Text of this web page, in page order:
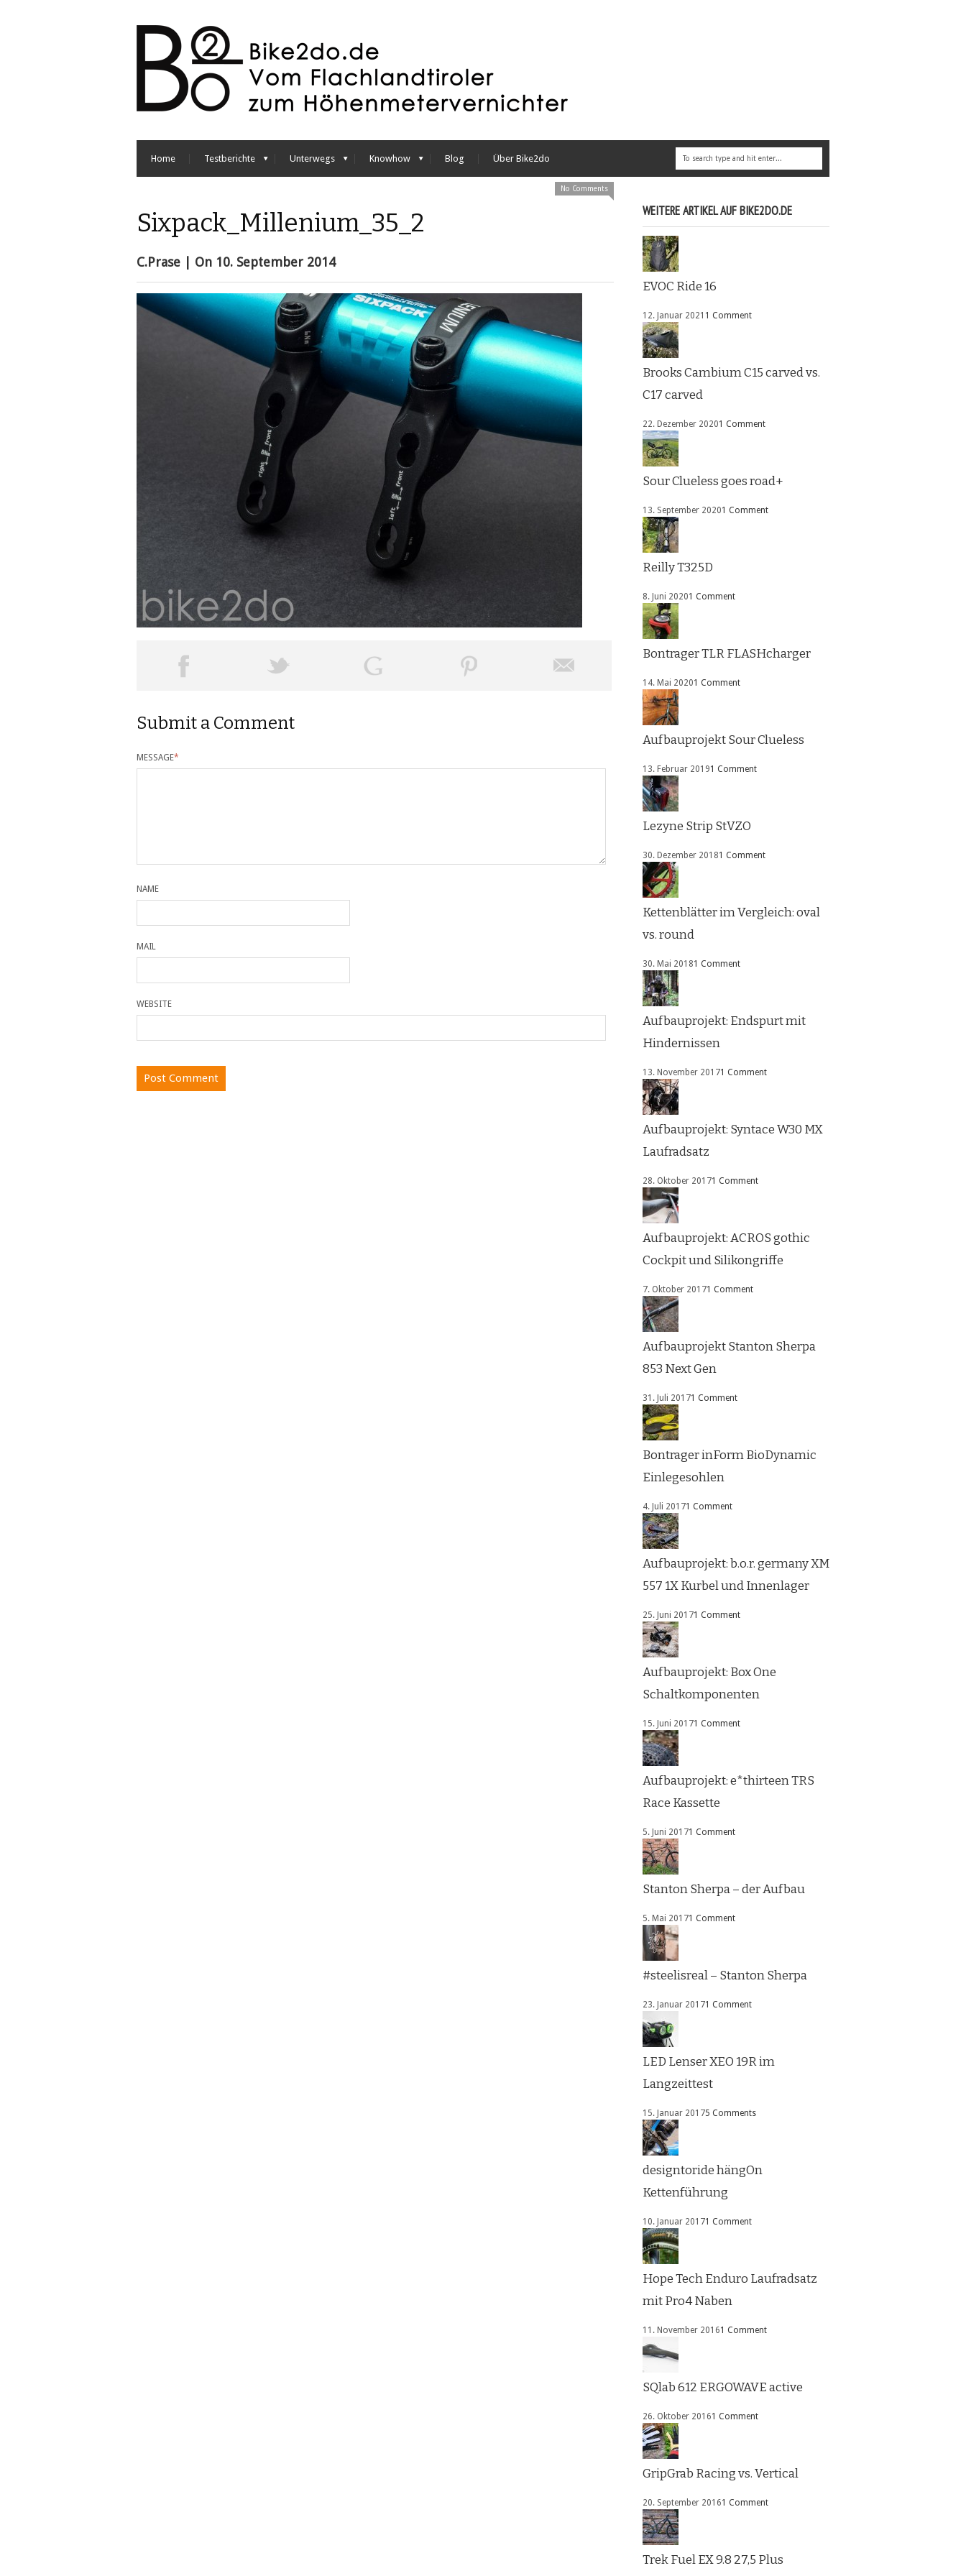
Home Testberichte Unterwegs Knowhow Blog Über Bike2do
No Comments
Sixpack_Millenium_35_2
C.Prase | On 10. September 2014
Submit a Comment
MESSAGE*
NAME
MAIL
WEBSITE
WEITERE ARTIKEL AUF BIKE2DO.DE
EVOC Ride 16
12. Januar 2021 1 Comment
Brooks Cambium C15 carved vs.
C17 carved
22. Dezember 20201 Comment
Sour Clueless goes road+
13. September 20201 Comment
Reilly T325D
8. Juni 20201 Comment
Bontrager TLR FLASHcharger
14. Mai 20201 Comment
Aufbauprojekt Sour Clueless
13. Februar 20191 Comment
Lezyne Strip StVZO
30. Dezember 20181 Comment
Kettenblätter im Vergleich: oval
vs. round
30. Mai 20181 Comment
Aufbauprojekt: Endspurt mit
Hindernissen
13. November 20171 Comment
Aufbauprojekt: Syntace W30 MX
Laufradsatz
28. Oktober 20171 Comment
Aufbauprojekt: ACROS gothic
Cockpit und Silikongriffe
7. Oktober 20171 Comment
Aufbauprojekt Stanton Sherpa
853 Next Gen
31. Juli 20171 Comment
Bontrager inForm BioDynamic
Einlegesohlen
4. Juli 20171 Comment
Aufbauprojekt: b.o.r. germany XM
557 1X Kurbel und Innenlager
25. Juni 20171 Comment
Aufbauprojekt: Box One
Schaltkomponenten
15. Juni 20171 Comment
Aufbauprojekt: e*thirteen TRS
Race Kassette
5. Juni 20171 Comment
Stanton Sherpa – der Aufbau
5. Mai 20171 Comment
#steelisreal – Stanton Sherpa
23. Januar 20171 Comment
LED Lenser XEO 19R im
Langzeittest
15. Januar 20175 Comments
designtoride hängOn
Kettenführung
10. Januar 20171 Comment
Hope Tech Enduro Laufradsatz
mit Pro4 Naben
11. November 20161 Comment
SQlab 612 ERGOWAVE active
26. Oktober 20161 Comment
GripGrab Racing vs. Vertical
20. September 20161 Comment
Trek Fuel EX 9.8 27,5 Plus